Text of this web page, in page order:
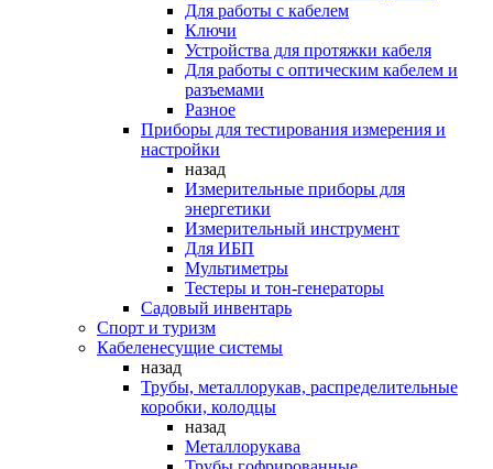
Для работы с кабелем
Ключи
Устройства для протяжки кабеля
Для работы с оптическим кабелем и
разъемами
Разное
Приборы для тестирования измерения и
настройки
назад
Измерительные приборы для
энергетики
Измерительный инструмент
Для ИБП
Мультиметры
Тестеры и тон-генераторы
Садовый инвентарь
Спорт и туризм
Кабеленесущие системы
назад
Трубы, металлорукав, распределительные
коробки, колодцы
назад
Металлорукава